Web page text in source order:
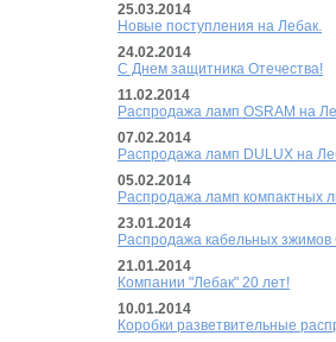
25.03.2014
Новые поступления на Лебак.
24.02.2014
С Днем защитника Отечества!
11.02.2014
Распродажа ламп OSRAM на
07.02.2014
Распродажа ламп DULUX на
05.02.2014
Распродажа ламп компактных
23.01.2014
Распродажа кабельных
21.01.2014
Компании "Лебак" 20 лет!
10.01.2014
Коробки разветвительные